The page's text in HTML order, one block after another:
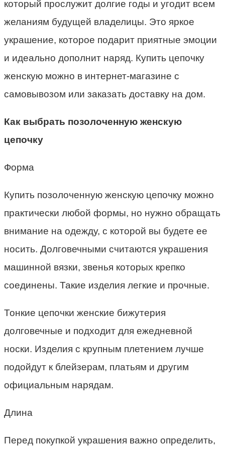
который прослужит долгие годы и угодит всем
желаниям будущей владелицы. Это яркое
украшение, которое подарит приятные эмоции
и идеально дополнит наряд. Купить цепочку
женскую можно в интернет-магазине с
самовывозом или заказать доставку на дом.
Как выбрать позолоченную женскую
цепочку
Форма
Купить позолоченную женскую цепочку можно
практически любой формы, но нужно обращать
внимание на одежду, с которой вы будете ее
носить. Долговечными считаются украшения
машинной вязки, звенья которых крепко
соединены. Такие изделия легкие и прочные.
Тонкие цепочки женские бижутерия
долговечные и подходит для ежедневной
носки. Изделия с крупным плетением лучше
подойдут к блейзерам, платьям и другим
официальным нарядам.
Длина
Перед покупкой украшения важно определить,